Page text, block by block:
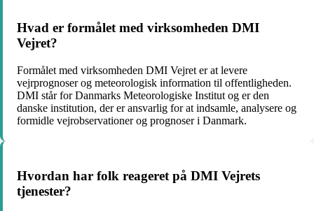
Hvad er formålet med virksomheden DMI
Vejret?
Formålet med virksomheden DMI Vejret er at levere
vejrprognoser og meteorologisk information til offentligheden.
DMI står for Danmarks Meteorologiske Institut og er den
danske institution, der er ansvarlig for at indsamle, analysere og
formidle vejrobservationer og prognoser i Danmark.
Hvordan har folk reageret på DMI Vejrets
tjenester?